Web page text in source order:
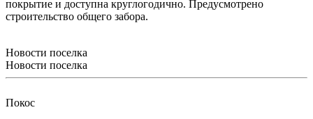
покрытие и доступна круглогодично. Предусмотрено
строительство общего забора.
Новости поселка
Новости поселка
Покос